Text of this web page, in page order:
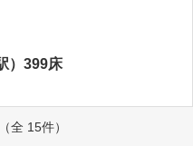
）399床
全 15件）